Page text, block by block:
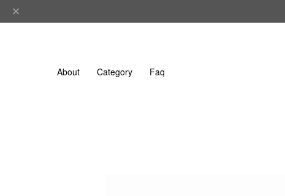
About Category Faq